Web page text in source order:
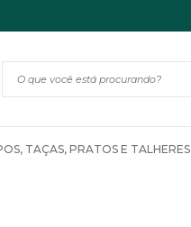
TAÇAS, PRATOS E TALHERES